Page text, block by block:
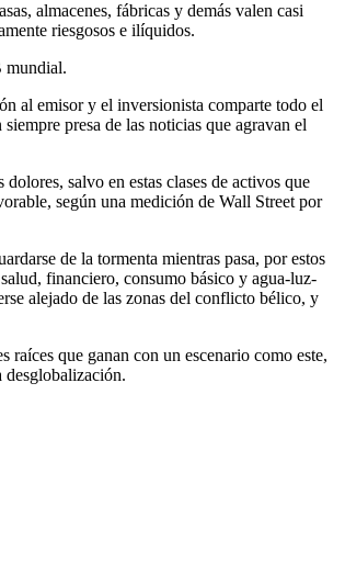
almacenes, fábricas y demás valen casi
riesgosos e ilíquidos.
mundial.
al emisor y el inversionista comparte todo el
presa de las noticias que agravan el
salvo en estas clases de activos que
según una medición de Wall Street por
de la tormenta mientras pasa, por estos
financiero, consumo básico y agua-luz-
alejado de las zonas del conflicto bélico, y
que ganan con un escenario como este,
desglobalización.